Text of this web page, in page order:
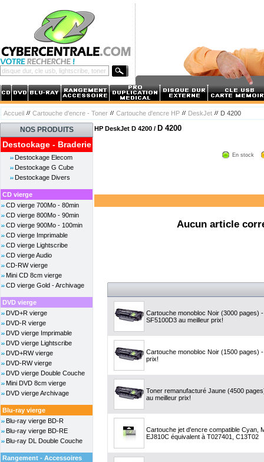
Accueil Cartouche d'encre - Toner Cartouche d'encre HP DeskJet D 4200
NOS PRODUITS
Destockage - Braderie
Destockage Elecom
Destockage G Cube
Destockage Divers
CD vierge
CD vierge 700Mo - 80min
CD vierge 800Mo - 90min
CD vierge 900Mo - 100min
CD vierge Imprimable
CD vierge Lightscribe
CD vierge Audio
CD-RW vierge
Mini CD 8cm vierge
CD vierge Gold - Archivage
DVD vierge
DVD+R vierge
DVD-R vierge
DVD vierge Imprimable
DVD vierge Lightscribe
DVD+RW vierge
DVD-RW vierge
DVD vierge Double Couche
Mini DVD 8cm vierge
DVD vierge Archivage
Blu-ray vierge
Blu-ray vierge BD-R
Blu-ray vierge BD-RE
Blu-ray DL Double Couche
Rangement - Accessoires
HP DeskJet D 4200 / D 4200
En stock
Aucun article
Cartouche monobloc Noir (3000 pages)
SF5100D3 au meilleur prix!
Cartouche monobloc Noir (1500 pages)
prix!
Toner remanufacturé Jaune (4500
au meilleur prix!
Cartouche jet d'encre compatible Cyan,
EJ810C équivalent à T027401, C13T02